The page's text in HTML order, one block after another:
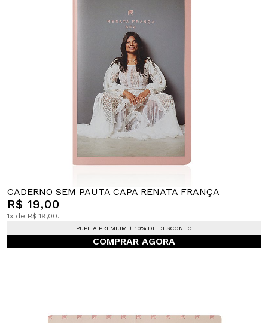
CADERNO SEM PAUTA CAPA RENATA FRANÇA
R$ 19,00
1x de R$ 19,00.
PUPILA PREMIUM + 10% DE DESCONTO
COMPRAR AGORA